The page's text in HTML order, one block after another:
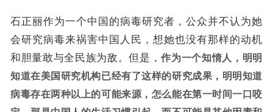
石正丽作为一个中国的病毒研究者，公众并不认为她
会研究病毒来祸害中国人民，想她也没有那样的动机
和胆量敢与全民族为敌。但是，作为一个知情人，明明
知道在美国研究机构已经有了这样的研究成果，明明知道
病毒存在两种以上的可能来源，怎么能在第一时间一口咬